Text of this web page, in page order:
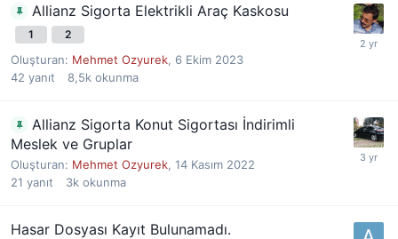
Allianz Sigorta Elektrikli Araç Kaskosu
1 2
Oluşturan: Mehmet Ozyurek, 6 Ekim 2023
42 yanıt 8,5k okunma
Allianz Sigorta Konut Sigortası İndirimli
Meslek ve Gruplar
Oluşturan: Mehmet Ozyurek, 14 Kasım 2022
21 yanıt 3k okunma
Hasar Dosyası Kayıt Bulunamadı.